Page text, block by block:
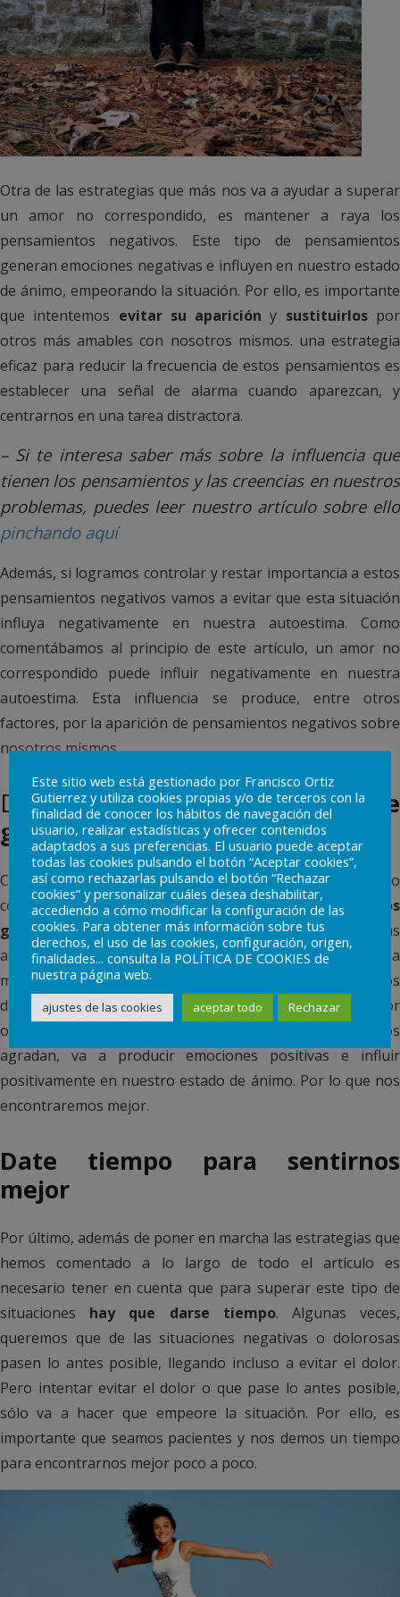
Otra de las estrategias que más nos va a ayudar a superar
un amor no correspondido, es mantener a raya los
pensamientos negativos. Este tipo de pensamientos
generan emociones negativas e influyen en nuestro estado
de ánimo, empeorando la situación. Por ello, es importante
que intentemos evitar su aparición y sustituirlospor
otros más amables con nosotros mismos. una estrategia
eficaz para reducir la frecuencia de estos pensamientos es
establecer una señal de alarma cuando aparezcan, y
centrarnos en una tarea distractora.
– Si te interesa saber más sobre la influencia que
tienen los pensamientos y las creencias en nuestros
problemas, puedes leer nuestro artículo sobre ello
pinchando aquí
Además, si logramos controlar y restar importancia a estos
pensamientos negativos vamos a evitar que esta situación
influya negativamente en nuestra autoestima. Como
comentábamos al principio de este artículo, un amor no
correspondido puede influir negativamente en nuestra
autoestima. Esta influencia se produce, entre otros
factores, por la aparición de pensamientos negativos sobre
nosotros mismos.
Distráetecon actividades que te
gusten
Cuando se está ante una situación de un amor no
correspondido, es necesariorealizar actividades que nos
gusten y nos distraigan.La realización de estas
actividades por un lado nos va a ayudar a distraernos y a
mantenernos ocupados, por lo que es más difícil que nos
dejemos llevar por nuestros pensamientos negativos. Por
otro lado, realizar actividades reforzantes, que nos
agradan, va a producir emociones positivas e influir
positivamente en nuestro estado de ánimo. Por lo que nos
encontraremos mejor.
Date tiempo para sentirnos
mejor
Por último, además de poner en marcha las estrategias que
hemos comentado a lo largo de todo el artículo es
necesario tener en cuenta que para superar este tipo de
situaciones hay que darse tiempo. Algunas veces,
queremos que de las situaciones negativas o dolorosas
pasen lo antes posible, llegando incluso a evitar el dolor.
Pero intentar evitar el dolor o que pase lo antes posible,
sólo va a hacer que empeore la situación. Por ello, es
importante que seamos pacientes y nos demos un tiempo
para encontrarnos mejor poco a poco.
Este sitio web está gestionado por Francisco Ortiz
Gutierrez y utiliza cookies propias y/o de terceros con la
finalidad de conocer los hábitos de navegación del
usuario, realizar estadísticas y ofrecer contenidos
adaptados a sus preferencias. El usuario puede aceptar
todas las cookies pulsando el botón “Aceptar cookies”,
así como rechazarlas pulsando el botón “Rechazar
cookies” y personalizar cuáles desea deshabilitar,
accediendo a cómo modificar la configuración de las
cookies. Para obtener más información sobre tus
derechos, el uso de las cookies, configuración, origen,
finalidades... consulta la POLÍTICA DE COOKIES de
nuestra página web.
ajustes de las cookies aceptar todo Rechazar